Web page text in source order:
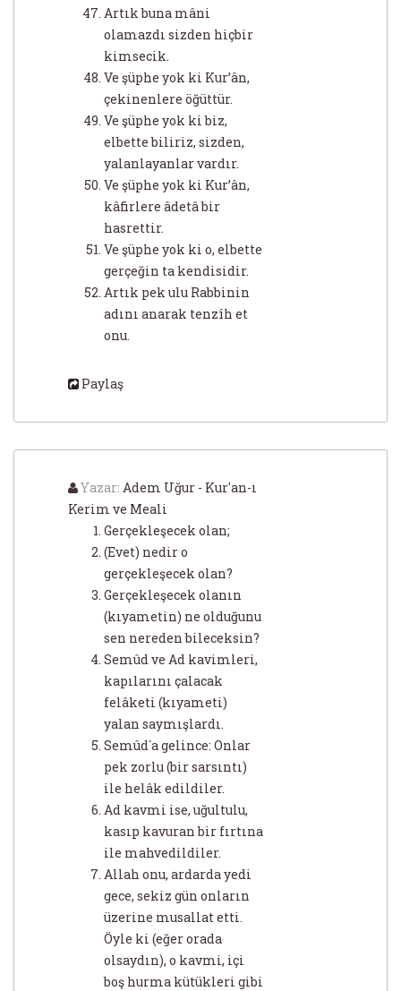
Artık buna mâni
olamazdı sizden hiçbir
kimsecik.
Ve şüphe yok ki Kur’ân,
çekinenlere öğüttür.
Ve şüphe yok ki biz,
elbette biliriz, sizden,
yalanlayanlar vardır.
Ve şüphe yok ki Kur’ân,
kâfirlere âdetâ bir
hasrettir.
Ve şüphe yok ki o, elbette
gerçeğin ta kendisidir.
Artık pek ulu Rabbinin
adını anarak tenzîh et
onu.
Paylaş
Yazar: Adem Uğur - Kur'an-ı
Kerim ve Meali
Gerçekleşecek olan;
(Evet) nedir o
gerçekleşecek olan?
Gerçekleşecek olanın
(kıyametin) ne olduğunu
sen nereden bileceksin?
Semûd ve Ad kavimleri,
kapılarını çalacak
felâketi (kıyameti)
yalan saymışlardı.
Semûd´a gelince: Onlar
pek zorlu (bir sarsıntı)
ile helâk edildiler.
Ad kavmi ise, uğultulu,
kasıp kavuran bir fırtına
ile mahvedildiler.
Allah onu, ardarda yedi
gece, sekiz gün onların
üzerine musallat etti.
Öyle ki (eğer orada
olsaydın), o kavmi, içi
boş hurma kütükleri gibi